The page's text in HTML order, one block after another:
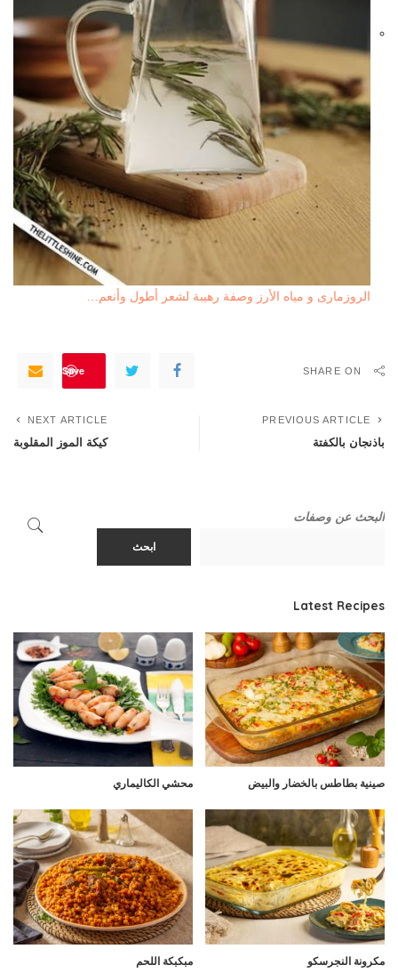
الروزمارى و مياه الأرز وصفة رهيبة لشعر أطول وأنعم…
SHARE ON
Save
PREVIOUS ARTICLE
باذنجان بالكفتة
NEXT ARTICLE
كيكة الموز المقلوبة
البحث عن وصفات
ابحث
Latest Recipes
صينية بطاطس بالخضار والبيض محشي الكاليماري
مكرونة النجرسكو مبكبكة اللحم